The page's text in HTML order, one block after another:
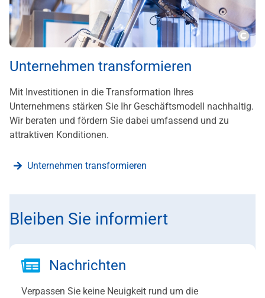
Unternehmen transformieren
Mit Investitionen in die Transformation Ihres
Unternehmens stärken Sie Ihr Geschäftsmodell nachhaltig.
Wir beraten und fördern Sie dabei umfassend und zu
attraktiven Konditionen.
Unternehmen transformieren
Bleiben Sie informiert
Nachrichten
Verpassen Sie keine Neuigkeit rund um die